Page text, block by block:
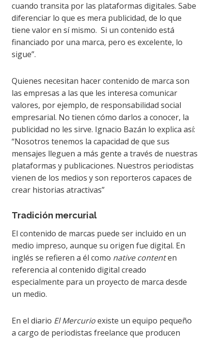
cuando transita por las plataformas digitales. Sabe
diferenciar lo que es mera publicidad, de lo que
tiene valor en sí mismo. Si un contenido está
financiado por una marca, pero es excelente, lo
sigue”.
Quienes necesitan hacer contenido de marca son
las empresas a las que les interesa comunicar
valores, por ejemplo, de responsabilidad social
empresarial. No tienen cómo darlos a conocer, la
publicidad no les sirve. Ignacio Bazán lo explica así:
“Nosotros tenemos la capacidad de que sus
mensajes lleguen a más gente a través de nuestras
plataformas y publicaciones. Nuestros periodistas
vienen de los medios y son reporteros capaces de
crear historias atractivas”
Tradición mercurial
El contenido de marcas puede ser incluido en un
medio impreso, aunque su origen fue digital. En
inglés se refieren a él como native contenten
referencia al contenido digital creado
especialmente para un proyecto de marca desde
un medio.
En el diario El Mercurioexiste un equipo pequeño
a cargo de periodistas freelance que producen